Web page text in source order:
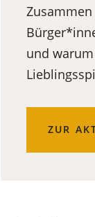
und
ZUR